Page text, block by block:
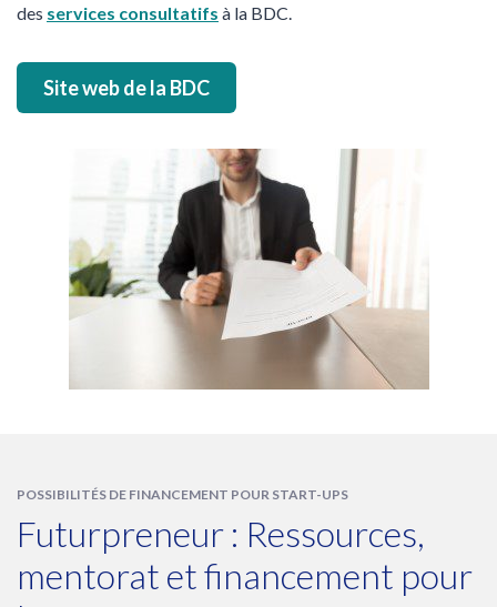
des services consultatifs à la BDC.
Site web de la BDC
POSSIBILITÉS DE FINANCEMENT POUR START-UPS
Futurpreneur : Ressources,
mentorat et financement pour